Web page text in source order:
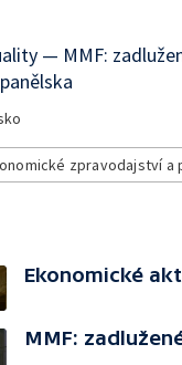
— MMF:
zpravodajství a
Ekonomické
MMF: